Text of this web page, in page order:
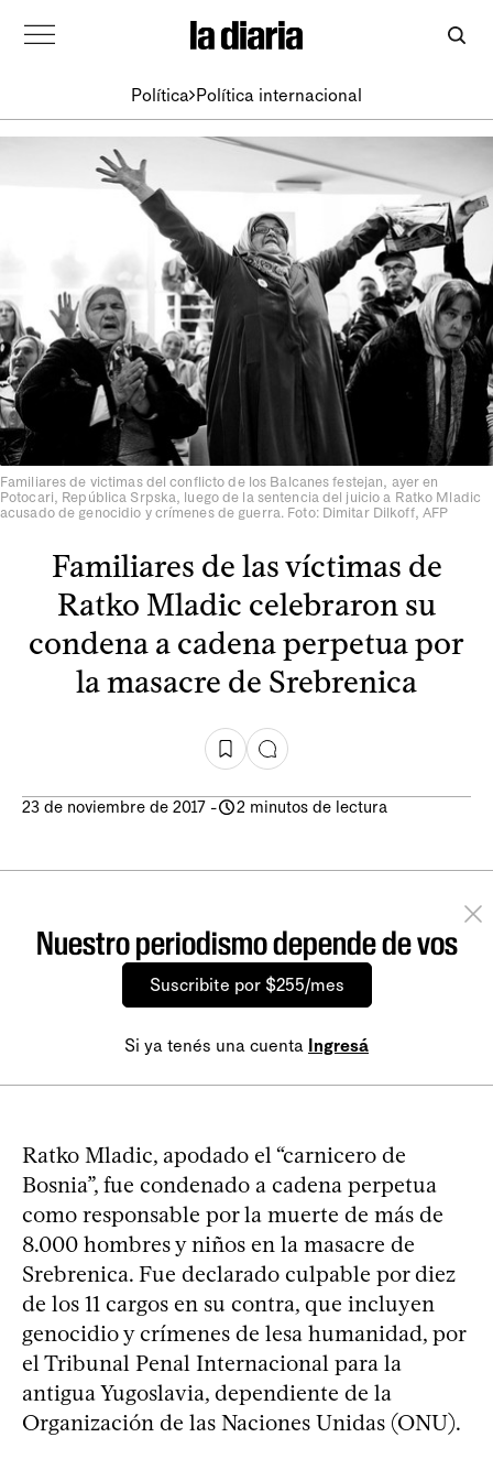
Política Política internacional
Familiares de victimas del conflicto de los Balcanes festejan, ayer en
Potocari, República Srpska, luego de la sentencia del juicio a Ratko Mladic
acusado de genocidio y crímenes de guerra. Foto: Dimitar Dilkoff, AFP
Familiares de las víctimas de
Ratko Mladic celebraron su
condena a cadena perpetua por
la masacre de Srebrenica
23 de noviembre de 2017 - 2 minutos de lectura
Nuestro periodismo depende de vos
Suscribite por $255/mes
Si ya tenés una cuenta Ingresá
Ratko Mladic, apodado el “carnicero de
Bosnia”, fue condenado a cadena perpetua
como responsable por la muerte de más de
8.000 hombres y niños en la masacre de
Srebrenica. Fue declarado culpable por diez
de los 11 cargos en su contra, que incluyen
genocidio y crímenes de lesa humanidad, por
el Tribunal Penal Internacional para la
antigua Yugoslavia, dependiente de la
Organización de las Naciones Unidas (ONU).